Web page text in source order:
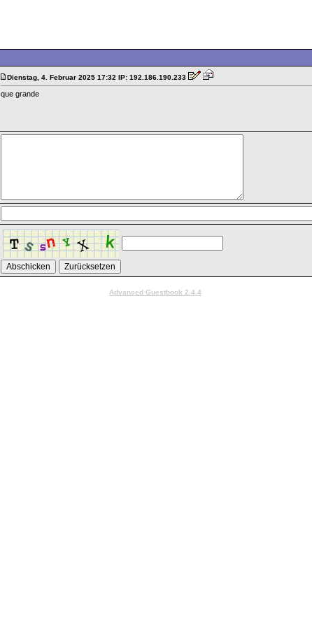
Dienstag, 4. Februar 2025 17:32 IP: 192.186.190.233
que grande
Advanced Guestbook 2.4.4